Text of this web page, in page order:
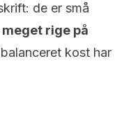
de er små
meget rige på
kost har